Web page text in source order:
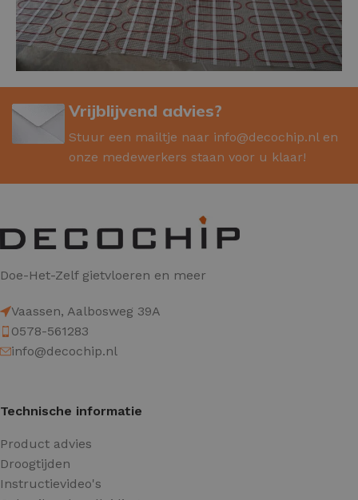
Vrijblijvend advies?
Stuur een mailtje naar info@decochip.nlen
onze medewerkers staan voor u klaar!
Doe-Het-Zelf gietvloeren en meer
Vaassen, Aalbosweg 39A
0578-561283
info@decochip.nl
Technische informatie
Product advies
Droogtijden
Instructievideo's